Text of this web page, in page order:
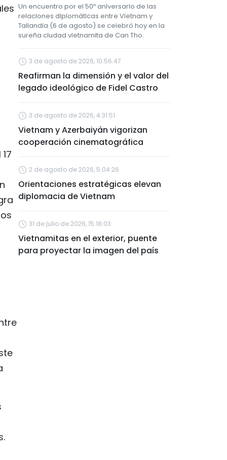
Un encuentro por el 50º aniversario de las
relaciones diplomáticas entre Vietnam y
Tailandia (6 de agosto) se celebró hoy en la
sureña ciudad vietnamita de Can Tho.
3 de agosto de 2026, 10:56:47
Reafirman la dimensión y el valor del
legado ideológico de Fidel Castro
3 de agosto de 2026, 4:31:51
Vietnam y Azerbaiyán vigorizan
cooperación cinematográfica
2 de agosto de 2026, 5:04:26
Orientaciones estratégicas elevan
diplomacia de Vietnam
31 de julio de 2026, 15:18:03
Vietnamitas en el exterior, puente
para proyectar la imagen del país